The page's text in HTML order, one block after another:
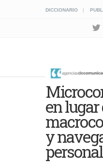
DICCIONARIO
en lugar
y